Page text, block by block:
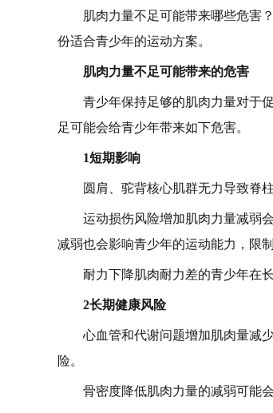
肌肉力量不足可能带来哪些危害
份适合青少年的运动方案。
肌肉力量不足可能带来的危害
青少年保持足够的肌肉力量对于
足可能会给青少年带来如下危害。
1短期影响
圆肩、驼背核心肌群无力导致脊
运动损伤风险增加肌肉力量减弱
减弱也会影响青少年的运动能力，限
耐力下降肌肉耐力差的青少年在
2长期健康风险
心血管和代谢问题增加肌肉量减
险。
骨密度降低肌肉力量的减弱可能